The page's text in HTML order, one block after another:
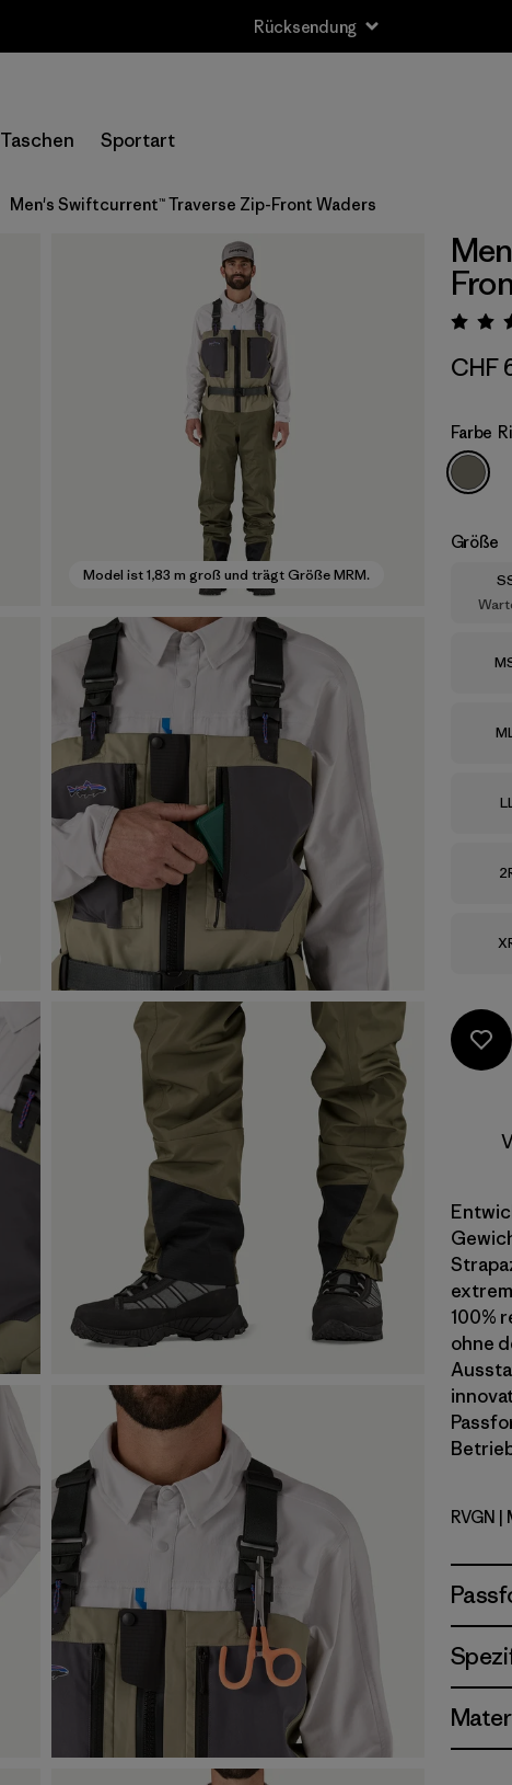
Rücksendung
Taschen Sportart
Men's Swiftcurrent™ Traverse Zip-Front Waders
Model ist 1,83 m groß und trägt Größe MRM.
CHF
Farbe
Größe
100%
ohne
River
RVGN |